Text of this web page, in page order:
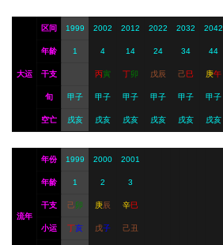
大运
区间 1999 2002 2012 2022 2032 2042
年龄 1 4 14 24 34 44
干支 丙寅 丁卯 戊辰 己巳 庚午
旬 甲子 甲子 甲子 甲子 甲子 甲子
空亡 戌亥 戌亥 戌亥 戌亥 戌亥 戌亥
流年
年份 1999 2000 2001
年龄 1 2 3
干支 己卯 庚辰 辛巳
小运 丁亥 戊子 己丑